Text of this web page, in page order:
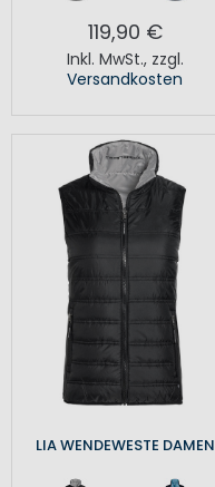
119,90 €
Inkl. MwSt., zzgl.
Versandkosten
LIA WENDEWESTE DAMEN